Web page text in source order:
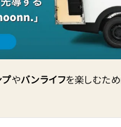
プやバンライフを楽しむた